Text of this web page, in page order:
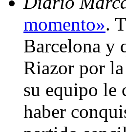
momento».
Barcelona y
Riazor por
su equipo le
haber